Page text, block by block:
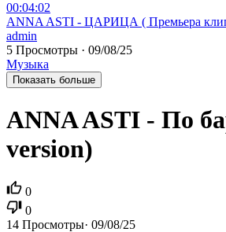
00:04:02
⁣ANNA ASTI - ЦАРИЦА ( Премьера
admin
5 Просмотры · 09/08/25
Музыка
Показать больше
ANNA ASTI - По
version)
0
0
14 Просмотры· 09/08/25